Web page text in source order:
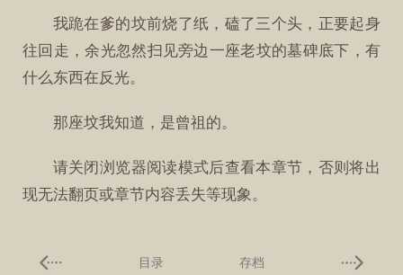
我跪在爹的坟前烧了纸，磕了三个头，正要起身
往回走，余光忽然扫见旁边一座老坟的墓碑底下，有
什么东西在反光。
那座坟我知道，是曾祖的。
请关闭浏览器阅读模式后查看本章节，否则将出
现无法翻页或章节内容丢失等现象。
目录 存档